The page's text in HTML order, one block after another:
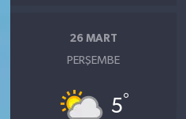
26 MART
PERŞEMBE
5°